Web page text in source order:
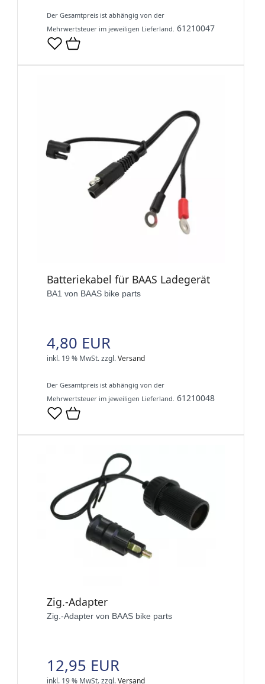
Der Gesamtpreis ist abhängig von der
Mehrwertsteuer im jeweiligen Lieferland. 61210047
Batteriekabel für BAAS Ladegerät
BA1 von BAAS bike parts
4,80 EUR
inkl. 19 % MwSt.zzgl.Versand
Der Gesamtpreis ist abhängig von der
Mehrwertsteuer im jeweiligen Lieferland. 61210048
Zig.-Adapter
Zig.-Adapter von BAAS bike parts
12,95 EUR
inkl. 19 % MwSt.zzgl.Versand